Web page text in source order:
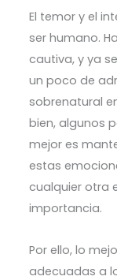
El temor y el
ser humano.
cautiva, y ya
un poco de
sobrenatural
bien, algunos
mejor es
estas
cualquier otra
importancia.
Por ello, lo
adecuadas a